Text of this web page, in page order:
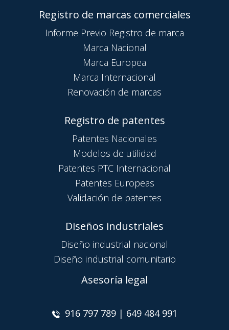
Registro de marcas comerciales
Informe Previo Registro de marca
Marca Nacional
Marca Europea
Marca Internacional
Renovación de marcas
Registro de patentes
Patentes Nacionales
Modelos de utilidad
Patentes PTC Internacional
Patentes Europeas
Validación de patentes
Diseños industriales
Diseño industrial nacional
Diseño industrial comunitario
Asesoría legal
916 797 789 | 649 484 991